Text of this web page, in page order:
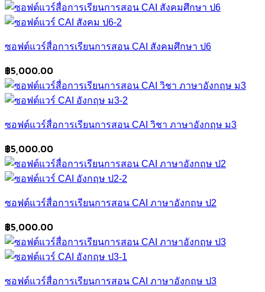
ซอฟต์แวร์สื่อการเรียนการสอน CAI สังคมศึกษา ป6
฿5,000.00
ซอฟต์แวร์สื่อการเรียนการสอน CAI วิชา ภาษาอังกฤษ ม3
฿5,000.00
ซอฟต์แวร์สื่อการเรียนการสอน CAI ภาษาอังกฤษ ป2
฿5,000.00
ซอฟต์แวร์สื่อการเรียนการสอน CAI ภาษาอังกฤษ ป3